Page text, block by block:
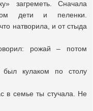
загреметь. Сначала
дети и пеленки.
натворила, и от стыда
рожай – потом
кулаком по столу
в семье ты стучала. Не